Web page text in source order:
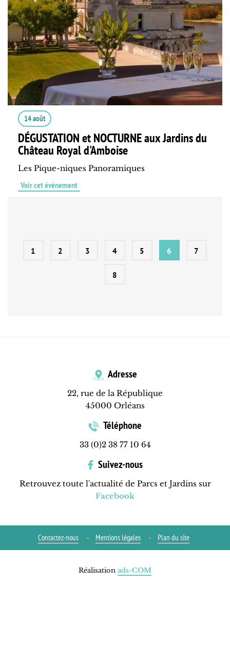
14 août
DÉGUSTATION et NOCTURNE aux Jardins du
Château Royal d'Amboise
Les Pique-niques Panoramiques
Voir cet événement
1 2 3 4 5 6 7
8
Adresse
22, rue de la République
45000 Orléans
Téléphone
33 (0)2 38 77 10 64
Suivez-nous
Retrouvez toute l'actualité de Parcs et Jardins sur
Facebook
Contactez-nous Mentions légales Plan du site
Réalisation ads-COM